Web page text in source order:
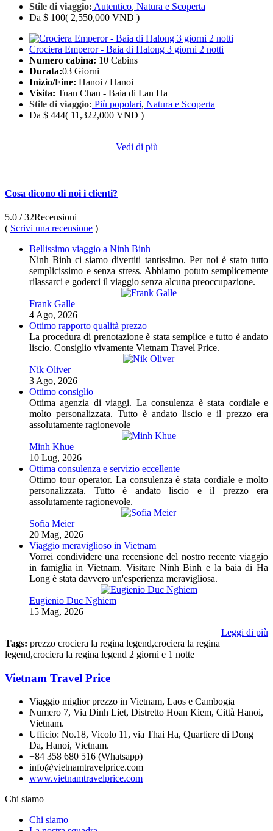
Stile di viaggio: Autentico, Natura e Scoperta
Da $ 100( 2,550,000 VND )
Crociera Emperor - Baia di Halong 3 giorni 2 notti
Numero cabina: 10 Cabins
Durata:03 Giorni
Inizio/Fine: Hanoi / Hanoi
Visita: Tuan Chau - Baia di Lan Ha
Stile di viaggio: Più popolari, Natura e Scoperta
Da $ 444( 11,322,000 VND )
Vedi di più
Cosa dicono di noi i clienti?
5.0 / 32Recensioni
( Scrivi una recensione )
Bellissimo viaggio a Ninh Binh
Ninh Binh ci siamo divertiti tantissimo. Per noi è stato tutto
semplicissimo e senza stress. Abbiamo potuto semplicemente
rilassarci e goderci il viaggio senza alcuna preoccupazione.
Frank Galle
4 Ago, 2026
Ottimo rapporto qualità prezzo
La procedura di prenotazione è stata semplice e tutto è andato
liscio. Consiglio vivamente Vietnam Travel Price.
Nik Oliver
3 Ago, 2026
Ottimo consiglio
Ottima agenzia di viaggi. La consulenza è stata cordiale e
molto personalizzata. Tutto è andato liscio e il prezzo era
assolutamente ragionevole
Minh Khue
10 Lug, 2026
Ottima consulenza e servizio eccellente
Ottimo tour operator. La consulenza è stata cordiale e molto
personalizzata. Tutto è andato liscio e il prezzo era
assolutamente ragionevole.
Sofia Meier
20 Mag, 2026
Viaggio meraviglioso in Vietnam
Vorrei condividere una recensione del nostro recente viaggio
in famiglia in Vietnam. Visitare Ninh Binh e la baia di Ha
Long è stata davvero un'esperienza meravigliosa.
Eugienio Duc Nghiem
15 Mag, 2026
Leggi di più
Tags: prezzo crociera la regina legend,crociera la regina
legend,crociera la regina legend 2 giorni e 1 notte
Vietnam Travel Price
Viaggio miglior prezzo in Vietnam, Laos e Cambogia
Numero 7, Via Dinh Liet, Distretto Hoan Kiem, Città Hanoi,
Vietnam.
Ufficio: No.18, Vicolo 11, via Thai Ha, Quartiere di Dong
Da, Hanoi, Vietnam.
+84 358 680 516 (Whatsapp)
info@vietnamtravelprice.com
www.vietnamtravelprice.com
Chi siamo
Chi siamo